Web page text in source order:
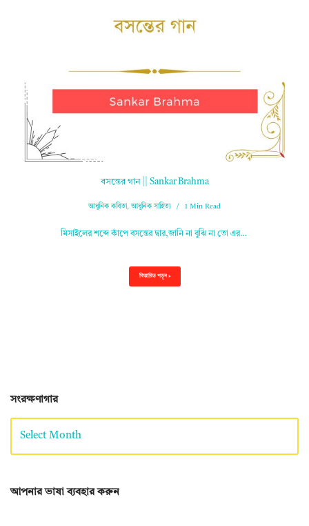
বসন্তের গান || Sankar Brahma
আধুনিক কবিতা,আধুনিক সাহিত্য 1 Min Read
মিসাইলের শব্দে কাঁপে বসন্তের দ্বার,জানি না বুঝি না তো এর…
বিস্তারিত পড়ুন »
সংরক্ষণাগার
আপনার ভাষা ব্যবহার করুন